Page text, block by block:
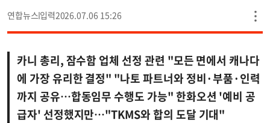
연합뉴스 2026.07.06 15:26
카니 총리, 잠수함 업체 선정 관련 "모든 면에서 캐나다
에 가장 유리한 결정" "나토 파트너와 정비·부품·인력
까지 공유…합동임무 수행도 가능" 한화오션 '예비 공
급자' 선정했지만…"TKMS와 합의 도달 기대"